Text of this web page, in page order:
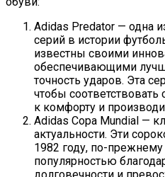
Adidas Predator — одна
серий в истории
известны своими
обеспечивающими
точность ударов. Эта
чтобы
к комфорту и
Adidas Copa Mundial —
актуальности. Эти
1982 году, по-
популярностью
долговечности и